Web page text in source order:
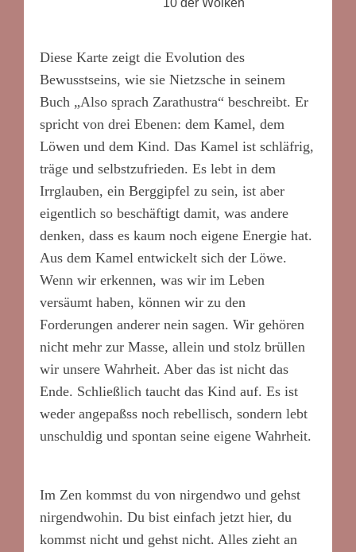
10 der Wolken
Diese Karte zeigt die Evolution des
Bewusstseins, wie sie Nietzsche in seinem
Buch „Also sprach Zarathustra“ beschreibt. Er
spricht von drei Ebenen: dem Kamel, dem
Löwen und dem Kind. Das Kamel ist schläfrig,
träge und selbstzufrieden. Es lebt in dem
Irrglauben, ein Berggipfel zu sein, ist aber
eigentlich so beschäftigt damit, was andere
denken, dass es kaum noch eigene Energie hat.
Aus dem Kamel entwickelt sich der Löwe.
Wenn wir erkennen, was wir im Leben
versäumt haben, können wir zu den
Forderungen anderer nein sagen. Wir gehören
nicht mehr zur Masse, allein und stolz brüllen
wir unsere Wahrheit. Aber das ist nicht das
Ende. Schließlich taucht das Kind auf. Es ist
weder angepaßss noch rebellisch, sondern lebt
unschuldig und spontan seine eigene Wahrheit.
Im Zen kommst du von nirgendwo und gehst
nirgendwohin. Du bist einfach jetzt hier, du
kommst nicht und gehst nicht. Alles zieht an